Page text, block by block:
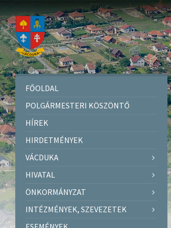
FŐOLDAL
POLGÁRMESTERI KÖSZÖNTŐ
HÍREK
HIRDETMÉNYEK
VÁCDUKA
HIVATAL
ÖNKORMÁNYZAT
INTÉZMÉNYEK, SZEVEZETEK